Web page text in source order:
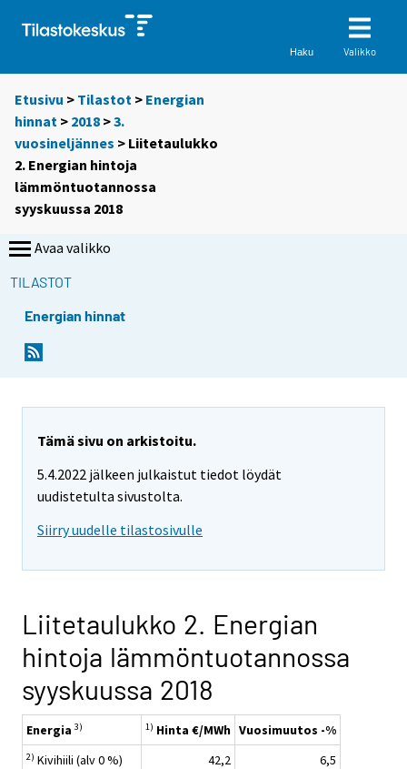
Haku Valikko
Etusivu > Tilastot > Energian
hinnat > 2018 >3.
vuosineljännes > Liitetaulukko
2. Energian hintoja
lämmöntuotannossa
syyskuussa 2018
Avaa valikko
TILASTOT
Energian hinnat
Tämä sivu on arkistoitu.
5.4.2022 jälkeen julkaistut tiedot löydät
uudistetulta sivustolta.
Siirry uudelle tilastosivulle
Liitetaulukko 2. Energian
hintoja lämmöntuotannossa
syyskuussa 2018
Energia 3) 1) Hinta €/MWh Vuosimuutos -%
2) Kivihiili (alv 0 %) 42,2
6,5